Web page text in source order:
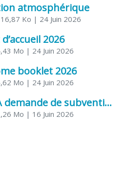
atmosphérique
Ko | 24 Juin 2026
2026
Mo | 24 Juin 2026
booklet 2026
Mo | 24 Juin 2026
CERFA demande de subvention association
Mo | 16 Juin 2026